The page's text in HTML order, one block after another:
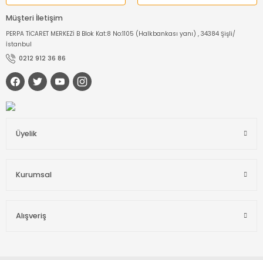
Müşteri İletişim
PERPA TİCARET MERKEZİ B Blok Kat:8 No:1105 (Halkbankası yanı) , 34384 Şişli/
İstanbul
0212 912 36 86
Üyelik
Kurumsal
Alışveriş